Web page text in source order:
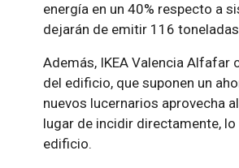
energía en un 40% respecto a
dejarán de emitir 116
Además, IKEA Valencia
del edificio, que suponen un
nuevos lucernarios aprovecha
lugar de incidir directamente,
edificio.